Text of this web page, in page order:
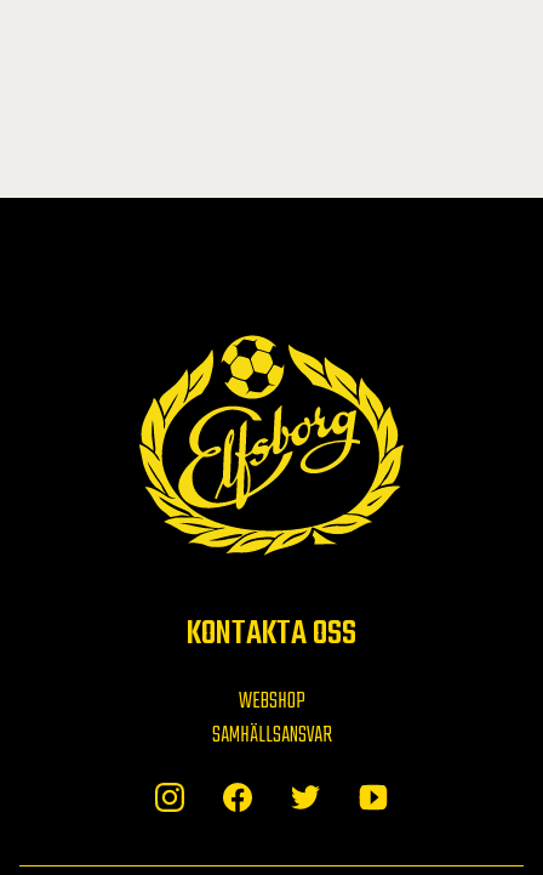
KONTAKTA OSS
WEBSHOP
SAMHÄLLSANSVAR